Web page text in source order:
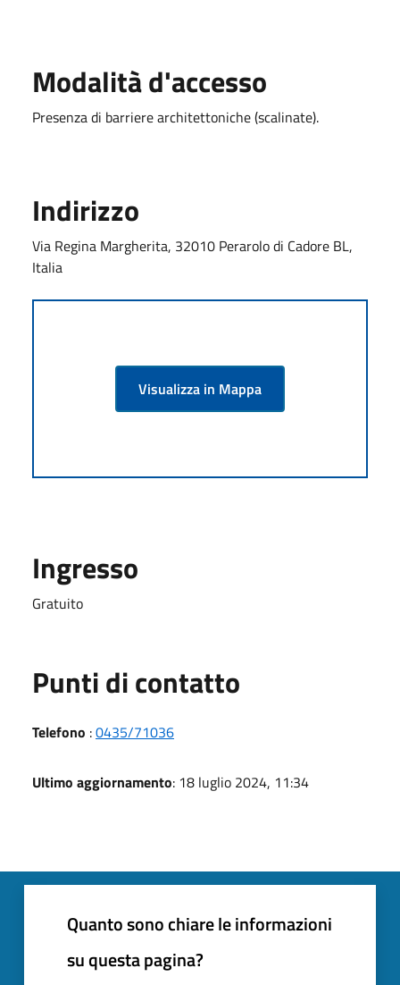
Modalità d'accesso
Presenza di barriere architettoniche (scalinate).
Indirizzo
Via Regina Margherita, 32010 Perarolo di Cadore BL,
Italia
Visualizza in Mappa
Ingresso
Gratuito
Punti di contatto
Telefono :0435/71036
Ultimo aggiornamento: 18 luglio 2024, 11:34
Quanto sono chiare le informazioni
su questa pagina?